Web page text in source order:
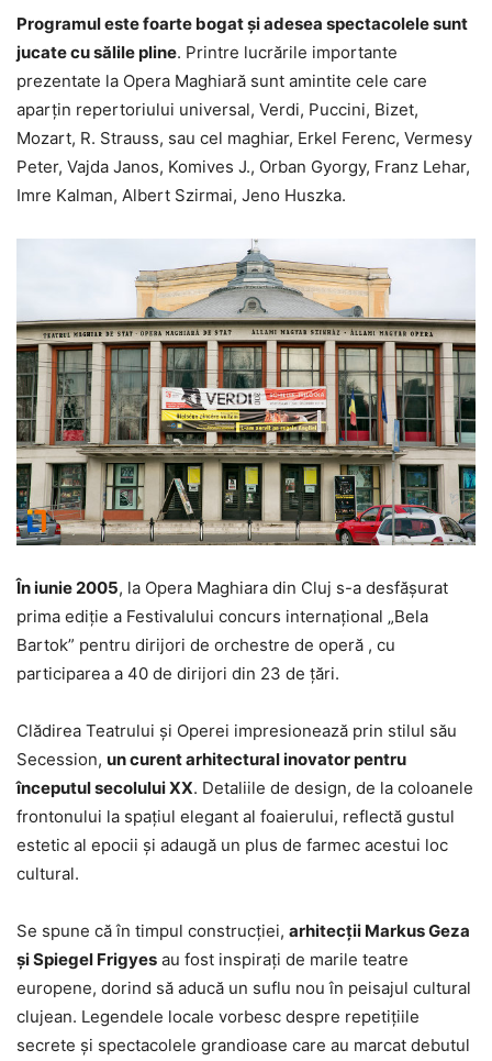
Programul este foarte bogat și adesea spectacolele sunt
jucate cu sălile pline. Printre lucrările importante
prezentate la Opera Maghiară sunt amintite cele care
aparțin repertoriului universal, Verdi, Puccini, Bizet,
Mozart, R. Strauss, sau cel maghiar, Erkel Ferenc, Vermesy
Peter, Vajda Janos, Komives J., Orban Gyorgy, Franz Lehar,
Imre Kalman, Albert Szirmai, Jeno Huszka.
În iunie 2005, la Opera Maghiara din Cluj s-a desfășurat
prima ediție a Festivalului concurs internațional „Bela
Bartok” pentru dirijori de orchestre de operă , cu
participarea a 40 de dirijori din 23 de țări.
Clădirea Teatrului și Operei impresionează prin stilul său
Secession, un curent arhitectural inovator pentru
începutul secolului XX. Detaliile de design, de la coloanele
frontonului la spațiul elegant al foaierului, reflectă gustul
estetic al epocii și adaugă un plus de farmec acestui loc
cultural.
Se spune că în timpul construcției, arhitecții Markus Geza
și Spiegel Frigyes au fost inspirați de marile teatre
europene, dorind să aducă un suflu nou în peisajul cultural
clujean. Legendele locale vorbesc despre repetițiile
secrete și spectacolele grandioase care au marcat debutul